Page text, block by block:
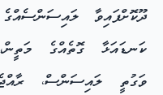
ދޫކޮށްފައިވާ
ކަނޑައަޅާ ގޮތެއްގެ
ވަގުތީ ލައިސަންސް،